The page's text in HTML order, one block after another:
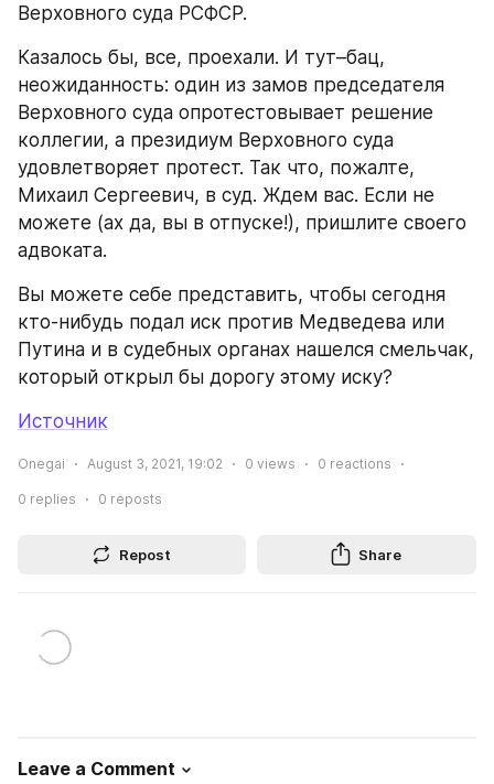
Верховного суда РСФСР.
Казалось бы, все, проехали. И тут–бац,
неожиданность: один из замов председателя
Верховного суда опротестовывает решение
коллегии, а президиум Верховного суда
удовлетворяет протест. Так что, пожалте,
Михаил Сергеевич, в суд. Ждем вас. Если не
можете (ах да, вы в отпуске!), пришлите своего
адвоката.
Вы можете себе представить, чтобы сегодня
кто-нибудь подал иск против Медведева или
Путина и в судебных органах нашелся смельчак,
который открыл бы дорогу этому иску?
Источник
Onegai August 3, 2021, 19:02 0 views 0 reactions
0 replies 0 reposts
Repost Share
Leave a Comment